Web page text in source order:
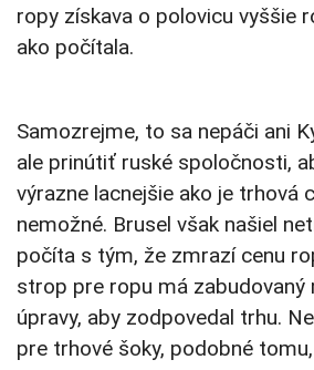
ropy získava o polovicu vyššie
ako počítala.
Samozrejme, to sa nepáči ani
ale prinútiť ruské spoločnosti,
výrazne lacnejšie ako je trhová
nemožné. Brusel však našiel
počíta s tým, že zmrazí cenu
strop pre ropu má zabudovaný
úpravy, aby zodpovedal trhu.
pre trhové šoky, podobné